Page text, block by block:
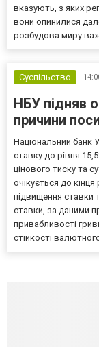
вказують, з яких
вони опинилися
розбудова миру
Суспільство
НБУ підняв
причини
Національний банк
ставку до рівня
цінового тиску та
очікується до
підвищення ставки
ставки, за даними
привабливості
стійкості